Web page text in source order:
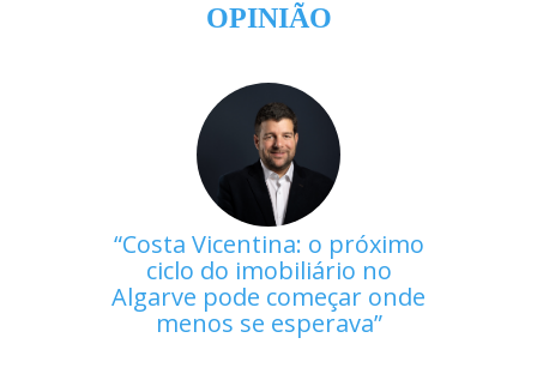
OPINIÃO
Costa Vicentina: o próximo
ciclo do imobiliário no
Algarve pode começar onde
menos se esperava